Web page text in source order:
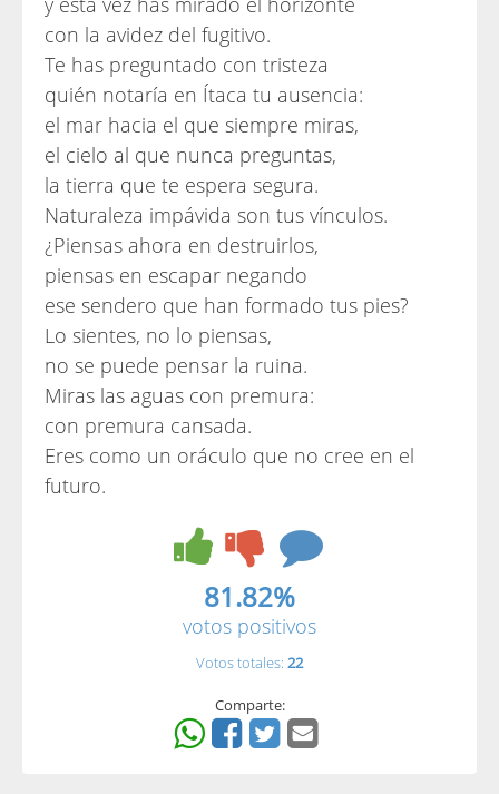
con la avidez del fugitivo.
Te has preguntado con tristeza
quién notaría en Ítaca tu ausencia:
el mar hacia el que siempre miras,
el cielo al que nunca preguntas,
la tierra que te espera segura.
Naturaleza impávida son tus vínculos.
¿Piensas ahora en destruirlos,
piensas en escapar negando
ese sendero que han formado tus pies?
Lo sientes, no lo piensas,
no se puede pensar la ruina.
Miras las aguas con premura:
con premura cansada.
Eres como un oráculo que no cree en el
futuro.
81.82%
votos positivos
Votos totales: 22
Comparte: